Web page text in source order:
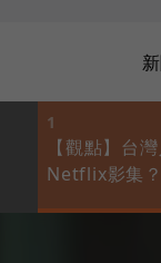
1
【觀點】台
Netflix影集